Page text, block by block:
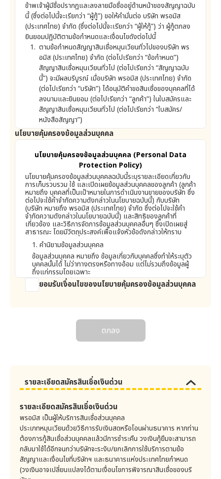
ข้าพเจ้าผู้มีชื่อปรากฏและลงลายมือชื่ออยู่ด้านหน้าของสัญญาฉบับ
นี้ (ซึ่งต่อไปนี้จะเรียกว่า “ผู้กู้”) ขอให้คำมั่นต่อ บริษัท พรอมิส
(ประเทศไทย) จำกัด (ซึ่งต่อไปนี้จะเรียกว่า “ผู้ให้กู้”) ว่า ผู้กู้ตกลง
ยินยอมปฏิบัติตามข้อกำหนดและเงื่อนไขดังต่อไปนี้
ตามข้อกำหนดสัญญาสินเชื่อหมุนเวียนทั่วไปของบริษัท พร
อมิส (ประเทศไทย) จำกัด (ต่อไปเรียกว่า “ข้อกำหนด”)
สัญญาสินเชื่อหมุนเวียนทั่วไป (ต่อไปเรียกว่า “สัญญาฉบับ
นี้”) จะมีผลบริบูรณ์ เมื่อบริษัท พรอมิส (ประเทศไทย) จำกัด
(ต่อไปเรียกว่า “บริษัท”) ได้อนุมัติคำขอสินเชื่อของบุคคลที่ได้
ลงนามและยินยอม (ต่อไปเรียกว่า “ลูกค้า”) ในใบสมัครและ
สัญญาสินเชื่อหมุนเวียนทั่วไป (ต่อไปเรียกว่า “ใบสมัคร/
หนังสือสัญญา”)
บริษัทจะพิจารณาให้วงเงินสินเชื่อโดยดุลยพินิจของตนเอง
ลูกค้าให้ทราบถึงวงเงินสินเชื่อของลูกค้าโดยแจ้งเป็นหนังสือ
โทรศัพท์ หรือแจ้งด้วยวิธีการอื่นใดที่บริษัทจะกำหนด
ลูกค้าสามารถขอใช้สินเชื่อหลายครั้งภายในวงเงินสินเชื่อที่ได้
รับอนุมัติ โดยขอเบิกสินเชื่อจากเงินโอนผ่านธนาคารหรือวิธี
การอื่นใดที่บริษัทกำหนด บริษัทอาจระงับเงินสินเชื่อทั้งหมด
หรือบางส่วนภายในระยะเวลาอันสมควรที่บริษัทจะพิจารณา
กำหนดโดยไม่ต้องแจ้งให้ลูกค้าทราบล่วงหน้า หากลูกค้าไม่
ปฏิบัติตามเงื่อนไขใดๆ ที่ระบุนี้ หรือเมื่อบริษัทพิจารณาว่ามี
ความจำเป็นที่จะต้องปกป้องสิทธิประโยชน์ของบริษัท หากผล
การตรวจสอบความน่าเชื่อถือทางด้านสินเชื่อของลูกค้าลด
น้อยลง ลูกค้าจะต้องลงทะเบียนตามวิธีการที่บริษัทต้องการ
เมื่อลูกค้าประสงค์จะเพิ่มวงเงินสินเชื่อ
ข้อกำหนดนี้ ลูกค้าต้องชำระให้บริษัทไม่น้อยกว่าจำนวนขั้นต่ำ
ที่ระบุในใบสมัคร/หนังสือสัญญา หรือเนื้อหาตามข้อตกลง
ตามกำหนดวันชำระรายเดือนที่บริษัทและลูกค้าตกลงร่วมกัน
ในการชำระสินเชื่อตามที่ระบุในข้อกำหนดนี้ เมื่อลูกค้าชำระที่
เคาน์เตอร์ธนาคาร จุดบริการรับชำระเงินของคู่ค้าของบริษัท
ทางไปรษณีย์ หรือหักบัญชีธนาคาร (ต่อไปนี้เรียกว่า “หน่วย
งานภายนอก”) ลูกค้าต้องชำระภายในเวลาทำการ หรือเวลา
ให้บริการของสำนักงาน/หน่วยงานภายนอกที่รับชำระเงินนั้น
บริษัทจะนำเงินที่ได้รับชำระจากลูกค้าไปหักชำระหนี้ตามลำดับ
ดังต่อไปนี้ (ก) ค่าใช้จ่ายต่างๆ (ข) ค่าใช้จ่ายในการติดตาม
ทวงถามหนี้ที่ค้างชำระ (ค) ค่าธรรมเนียมในการใช้วงเงินที่
ค้างชำระ (ง) ดอกเบี้ยที่ค้างชำระ (จ) ค่าใช้จ่ายในการติดตาม
นโยบายคุ้มครองข้อมูลส่วนบุคคล
นโยบายคุ้มครองข้อมูลส่วนบุคคล (Personal Data
Protection Policy)
นโยบายคุ้มครองข้อมูลส่วนบุคคลฉบับนี้ระบุรายละเอียดเกี่ยวกับ
การเก็บรวบรวม ใช้ และเปิดเผยข้อมูลส่วนบุคคลของลูกค้า (ลูกค้า
หมายถึง บุคคลที่เป็นเป้าหมายในการดำเนินงานขายของบริษัท ซึ่ง
ต่อไปจะใช้คำจำกัดความดังกล่าวในนโยบายฉบับนี้) กับบริษัท
(บริษัท หมายถึง พรอมิส (ประเทศไทย) จำกัด ซึ่งต่อไปจะใช้คำ
จำกัดความดังกล่าวในนโยบายฉบับนี้) และสิทธิของลูกค้าที่
เกี่ยวข้อง และวิธีการจัดการข้อมูลส่วนบุคคลอื่นๆ ซึ่งเปิดเผยสู่
สาธารณะ โดยมีวัตถุประสงค์เพื่อแจ้งหัวข้อดังกล่าวให้ทราบ
1. คำนิยามข้อมูลส่วนบุคคล
ข้อมูลส่วนบุคคล หมายถึง ข้อมูลเกี่ยวกับบุคคลซึ่งทำให้ระบุตัว
บุคคลนั้นได้ ไม่ว่าทางตรงหรือทางอ้อม แต่ไม่รวมถึงข้อมูลผู้
ถึงแก่กรรมโดยเฉพาะ
2. ข้อมูลส่วนบุคคลที่บริษัทเก็บรวบรวม
1) ข้อมูลที่ระบุตัวตนได้ซึ่งถูกกรอกลงในใบสมัคร เช่น ชื่อ-
สกุล อายุ วันเดือนปีเกิด เพศ เลขหนังสือเดินทาง เลขที่
บัตรประจำตัวประชาชน ที่อยู่ หมายเลขโทรศัพท์ ข้อมูลการ
ติดต่อ ข้อมูลทางการเงิน เอกสารที่ออกโดยราชการ เป็นต้น
เป็นต้น
3) ข้อมูลส่วนบุคคลซึ่งได้รับแบบไม่ได้พบเจอกับลูกค้า
เช่น ชื่อ-สกุล วันเดือนปีเกิด เลขที่บัตรประจำตัวประชาชน ที่
อยู่ หมายเลขโทรศัพท์ ข้อมูลการติดต่อ ไฟล์เสียงสนทนา
เป็นต้น
4) ข้อมูลส่วนบุคคลซึ่งได้รับมาเป็นลายลักษณ์อักษรหรือวิธี
ทางอิเล็กทรอนิกส์ เช่น ชื่อ-สกุล วันเดือนปีเกิด เลขที่บัตร
ประจำตัวประชาชน ที่อยู่ หมายเลขโทรศัพท์ ข้อมูลการติดต่อ
เป็นต้น
5) IP Address และ คุกกี้ ที่มาจากการเข้าถึงเว็บไซต์บริษัท
ยอมรับเงื่อนไขของนโยบายคุ้มครองข้อมูลส่วนบุคคล
ตกลง
รายละเอียดสมัครสินเชื่อเงินด่วน
รายละเอียดสมัครสินเชื่อเงินด่วน
พรอมิส เป็นผู้ให้บริการสินเชื่อส่วนบุคคล
ประเภทหมุนเวียนด้วยวิธีการรับเงินสดหรือโอนผ่านธนาคาร หากท่าน
ต้องการกู้สินเชื่อส่วนบุคคลแล้วมีการชำระคืน วงเงินกู้ยืมจะสามารถ
กลับมาใช้ได้อีกจนกว่าบริษัทจะระงับ/ยกเลิกการใช้บริการตามข้อ
สัญญาและเงื่อนไขที่บริษัทฯ และธนาคารแห่งประเทศไทยกำหนด
(วงเงินอาจเปลี่ยนแปลงได้ตามเงื่อนไขการพิจารณาสินเชื่อของบริ